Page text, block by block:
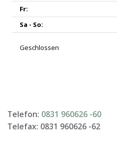
Fr:
Sa - So:
Geschlossen
Telefon: 0831 960626 -60
Telefax: 0831 960626 -62